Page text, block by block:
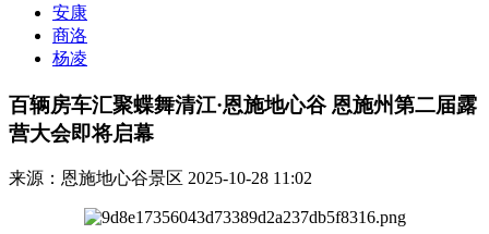
安康
商洛
杨凌
百辆房车汇聚蝶舞清江·恩施地心谷 恩施州第二届露
营大会即将启幕
来源：恩施地心谷景区 2025-10-28 11:02